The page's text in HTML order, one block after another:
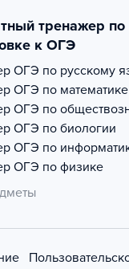
тренажер по
к ОГЭ
ОГЭ по русскому
ОГЭ по математике
ОГЭ по
ОГЭ по биологии
ОГЭ по
ОГЭ по физике